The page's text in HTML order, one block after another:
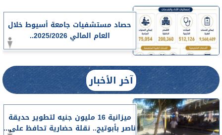
حصاد مستشفيات جامعة أسيوط خلال
العام المالي 2025/2026..
آخر الأخبار
ميزانية 16 مليون جنيه لتطوير حديقة
ناصر بأبوتيج.. نقلة حضارية تحافظ على...